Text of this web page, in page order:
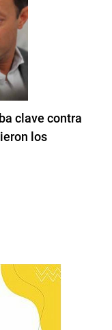
clave contra
los